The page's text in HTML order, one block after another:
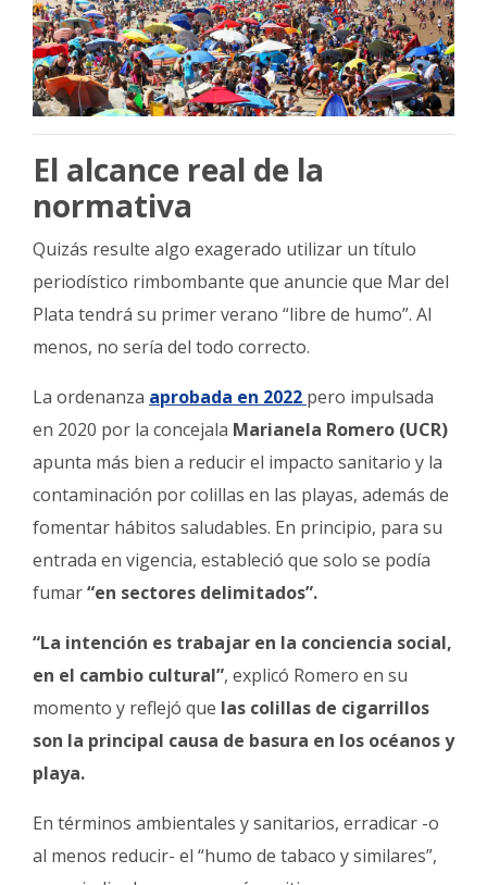
El alcance real de la
normativa
Quizás resulte algo exagerado utilizar un título
periodístico rimbombante que anuncie que Mar del
Plata tendrá su primer verano “libre de humo”. Al
menos, no sería del todo correcto.
La ordenanza aprobada en 2022 pero impulsada
en 2020 por la concejala Marianela Romero (UCR)
apunta más bien a reducir el impacto sanitario y la
contaminación por colillas en las playas, además de
fomentar hábitos saludables. En principio, para su
entrada en vigencia, estableció que solo se podía
fumar“en sectores delimitados”.
“La intención es trabajar en la conciencia social,
en el cambio cultural”, explicó Romero en su
momento y reflejó que las colillas de cigarrillos
son la principal causa de basura en los océanos y
playa.
En términos ambientales y sanitarios, erradicar -o
al menos reducir- el “humo de tabaco y similares”,